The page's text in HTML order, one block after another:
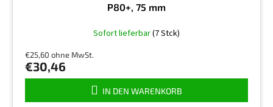
P80+, 75 mm
Sofort lieferbar(7 Stck)
€25,60 ohne MwSt.
€30,46
IN DEN WARENKORB